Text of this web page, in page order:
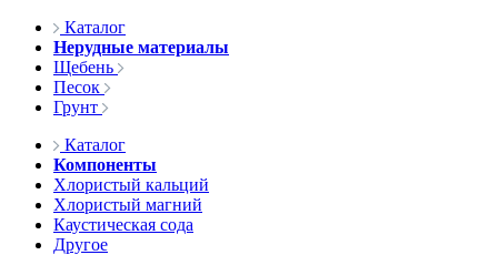
Каталог
Нерудные материалы
Щебень
Песок
Грунт
Каталог
Компоненты
Хлористый кальций
Хлористый магний
Каустическая сода
Другое